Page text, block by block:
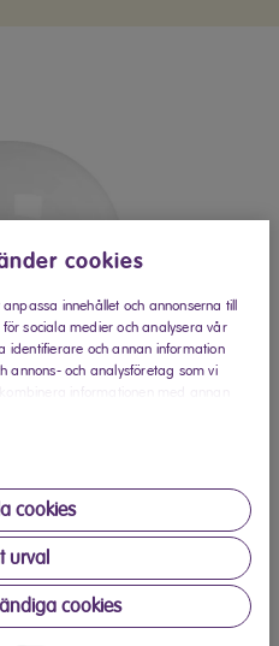
cookies
innehållet och annonserna till
sociala medier och analysera vår
och annan information
annons- och analysföretag som vi
informationen med annan
cookies
urval
cookies